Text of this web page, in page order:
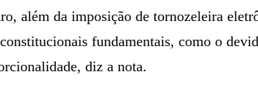
além da imposição de tornozeleira
fundamentais, como o
diz a nota.